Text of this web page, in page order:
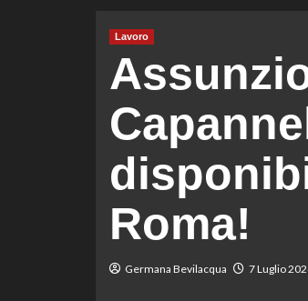
Lavoro
Roma!
Germana Bevilacqua 7 Luglio